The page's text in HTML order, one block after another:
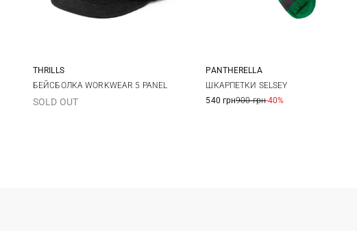
One size
THRILLS
БЕЙСБОЛКА WORKWEAR 5 PANEL
SOLD OUT
S M
PANTHERELLA
ШКАРПЕТКИ SELSEY
540 грн900 грн-40%